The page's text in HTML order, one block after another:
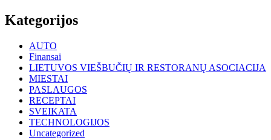
Kategorijos
AUTO
Finansai
LIETUVOS VIEŠBUČIŲ IR RESTORANŲ ASOCIACIJA
MIESTAI
PASLAUGOS
RECEPTAI
SVEIKATA
TECHNOLOGIJOS
Uncategorized